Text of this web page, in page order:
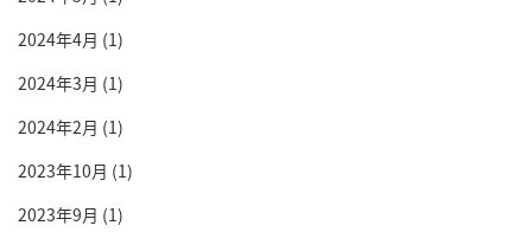
2024年4月 (1)
2024年3月 (1)
2024年2月 (1)
2023年10月 (1)
2023年9月 (1)